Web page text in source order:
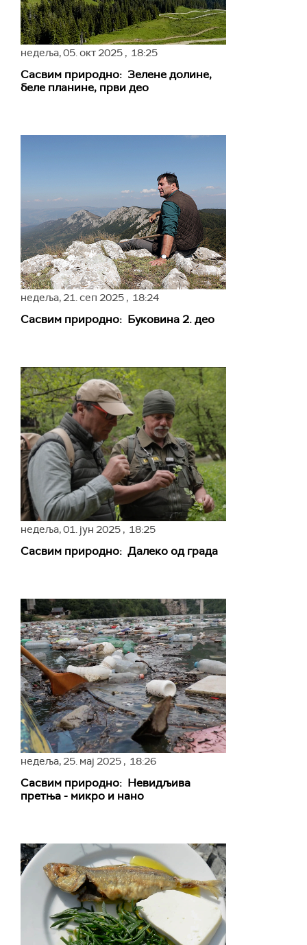
недеља,05. окт 2025 , 18:25
Сасвим природно: Зелене долине,
беле планине, први део
недеља,21. сеп 2025 , 18:24
Сасвим природно: Буковина 2. део
недеља,01. јун 2025 , 18:25
Сасвим природно: Далеко од града
недеља,25. мај 2025 , 18:26
Сасвим природно: Невидљива
претња - микро и нано